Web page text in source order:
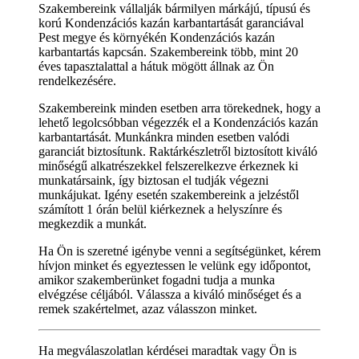
Szakembereink vállalják bármilyen márkájú, típusú és
korú Kondenzációs kazán karbantartását garanciával
Pest megye és környékén Kondenzációs kazán
karbantartás kapcsán. Szakembereink több, mint 20
éves tapasztalattal a hátuk mögött állnak az Ön
rendelkezésére.
Szakembereink minden esetben arra törekednek, hogy a
lehető legolcsóbban végezzék el a Kondenzációs kazán
karbantartását. Munkánkra minden esetben valódi
garanciát biztosítunk. Raktárkészletről biztosított kiváló
minőségű alkatrészekkel felszerelkezve érkeznek ki
munkatársaink, így biztosan el tudják végezni
munkájukat. Igény esetén szakembereink a jelzéstől
számított 1 órán belül kiérkeznek a helyszínre és
megkezdik a munkát.
Ha Ön is szeretné igénybe venni a segítségünket, kérem
hívjon minket és egyeztessen le velünk egy időpontot,
amikor szakemberünket fogadni tudja a munka
elvégzése céljából. Válassza a kiváló minőséget és a
remek szakértelmet, azaz válasszon minket.
Ha megválaszolatlan kérdései maradtak vagy Ön is